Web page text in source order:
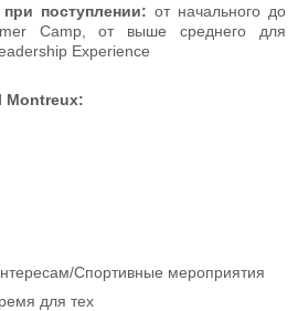
поступлении: от начального до
Camp, от выше среднего для
Experience
Montreux:
Спортивные мероприятия
для тех